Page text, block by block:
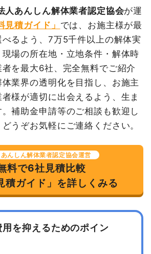
1,500円
9,063,500
円
906,500円
9,970,000
0
0円
115,000円
7,400円
1,250,000円
100,000円
1,350,000円
内装解体店舗1階建て
40坪
150万円
人あんしん解体業者認定協会が運
見積ガイド」 では、お施主様が最
るよう、7万5千件以上の解体実
場の所在地・立地条件・解体時
を最大6社、完全無料でご紹介
業界の透明化を目指し、お施主
様が適切に出会えるよう、生ま
補助金申請等のご相談も歓迎し
うぞお気軽にご連絡ください。
あんしん解体業者認定協会運営
料で6社見積比較
積ガイド」を詳しくみる
を抑えるためのポイン